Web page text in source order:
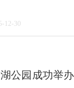
12-30
公园成功举